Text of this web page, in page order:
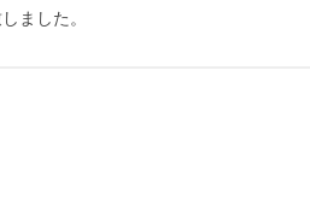
ました。